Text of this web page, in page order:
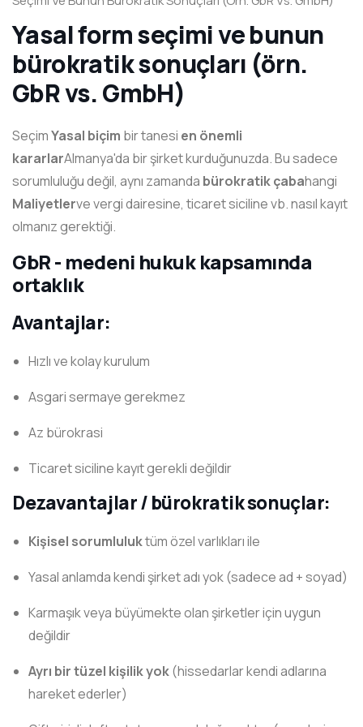
Yasal form seçimi ve bunun
bürokratik sonuçları (örn.
GbR vs. GmbH)
SeçimYasal biçim bir tanesi en önemli
kararlarAlmanya'da bir şirket kurduğunuzda. Bu sadece
sorumluluğu değil, aynı zamanda bürokratik çabahangi
Maliyetlerve vergi dairesine, ticaret siciline vb. nasıl kayıt
olmanız gerektiği.
GbR - medeni hukuk kapsamında
ortaklık
Avantajlar:
Hızlı ve kolay kurulum
Asgari sermaye gerekmez
Az bürokrasi
Ticaret siciline kayıt gerekli değildir
Dezavantajlar / bürokratik sonuçlar:
Kişisel sorumluluktüm özel varlıkları ile
Yasal anlamda kendi şirket adı yok (sadece ad + soyad)
Karmaşık veya büyümekte olan şirketler için uygun
değildir
Ayrı bir tüzel kişilik yok(hissedarlar kendi adlarına
hareket ederler)